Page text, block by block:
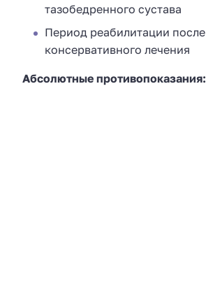
тазобедренного сустава
Период реабилитации после
консервативного лечения
Абсолютные противопоказания: